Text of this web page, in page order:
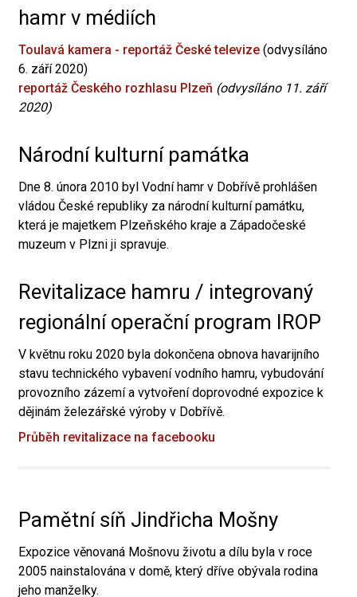
hamr v médiích
Toulavá kamera - reportáž České televize (odvysíláno
6. září 2020)
reportáž Českého rozhlasu Plzeň (odvysíláno 11. září
2020)
Národní kulturní památka
Dne 8. února 2010 byl Vodní hamr v Dobřívě prohlášen
vládou České republiky za národní kulturní památku,
která je majetkem Plzeňského kraje a Západočeské
muzeum v Plzni ji spravuje.
Revitalizace hamru / integrovaný
regionální operační program IROP
V květnu roku 2020 byla dokončena obnova havarijního
stavu technického vybavení vodního hamru, vybudování
provozního zázemí a vytvoření doprovodné expozice k
dějinám železářské výroby v Dobřívě.
Průběh revitalizace na facebooku
Pamětní síň Jindřicha Mošny
Expozice věnovaná Mošnovu životu a dílu byla v roce
2005 nainstalována v domě, který dříve obývala rodina
jeho manželky.